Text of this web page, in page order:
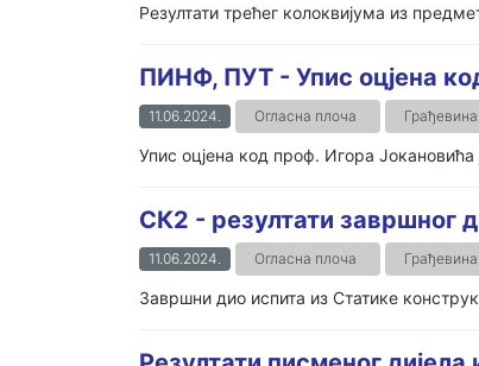
Резултати трећег колоквијума из
ПИНФ, ПУТ - Упис оцјена
11.06.2024. Огласна плоча
Упис оцјена код проф. Игора
СК2 - резултати завршног
11.06.2024. Огласна плоча
Завршни дио испита из Статике